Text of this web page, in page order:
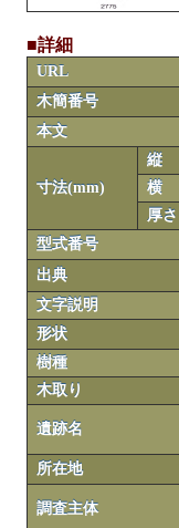
■詳細
URL
木簡番号
本文
寸法(mm)
縦
横
厚さ
型式番号
出典
文字説明
形状
樹種
木取り
遺跡名
所在地
調査主体